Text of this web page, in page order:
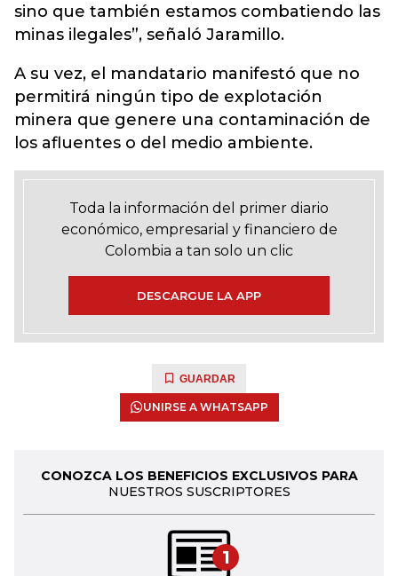
sino que también estamos combatiendo las
minas ilegales”, señaló Jaramillo.
A su vez, el mandatario manifestó que no
permitirá ningún tipo de explotación
minera que genere una contaminación de
los afluentes o del medio ambiente.
Toda la información del primer diario
económico, empresarial y financiero de
Colombia a tan solo un clic
DESCARGUE LA APP
GUARDAR
UNIRSE A WHATSAPP
CONOZCA LOS BENEFICIOS EXCLUSIVOS PARA
NUESTROS SUSCRIPTORES
1